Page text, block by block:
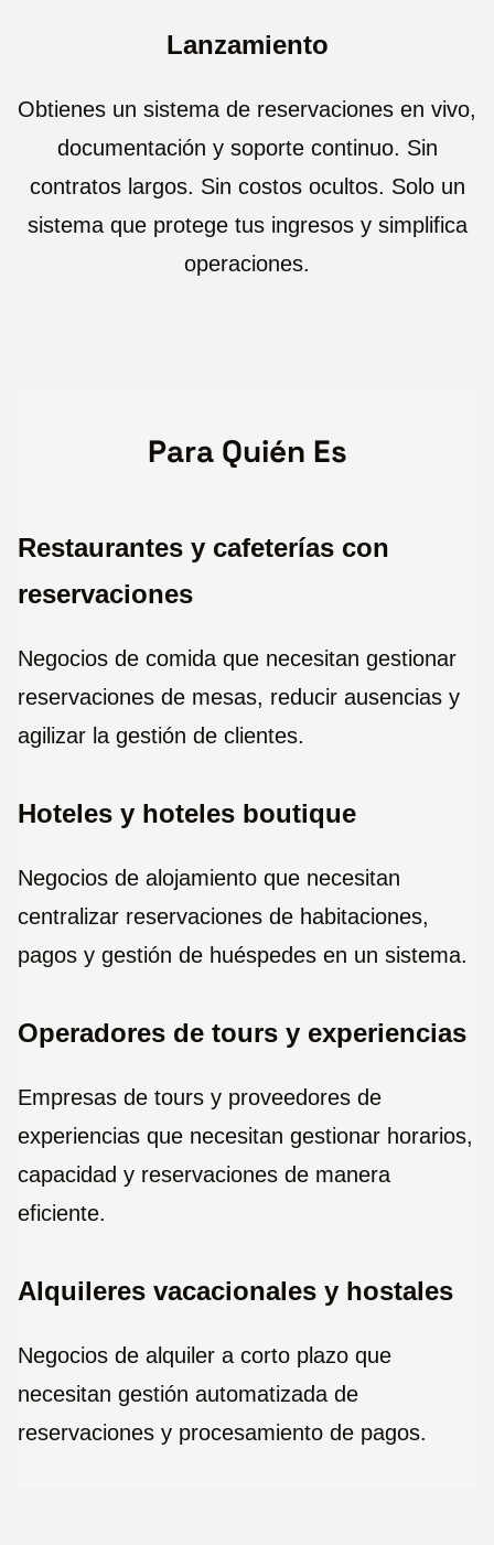
Lanzamiento
Obtienes un sistema de reservaciones en vivo,
documentación y soporte continuo. Sin
contratos largos. Sin costos ocultos. Solo un
sistema que protege tus ingresos y simplifica
operaciones.
Para Quién Es
Restaurantes y cafeterías con
reservaciones
Negocios de comida que necesitan gestionar
reservaciones de mesas, reducir ausencias y
agilizar la gestión de clientes.
Hoteles y hoteles boutique
Negocios de alojamiento que necesitan
centralizar reservaciones de habitaciones,
pagos y gestión de huéspedes en un sistema.
Operadores de tours y experiencias
Empresas de tours y proveedores de
experiencias que necesitan gestionar horarios,
capacidad y reservaciones de manera
eficiente.
Alquileres vacacionales y hostales
Negocios de alquiler a corto plazo que
necesitan gestión automatizada de
reservaciones y procesamiento de pagos.